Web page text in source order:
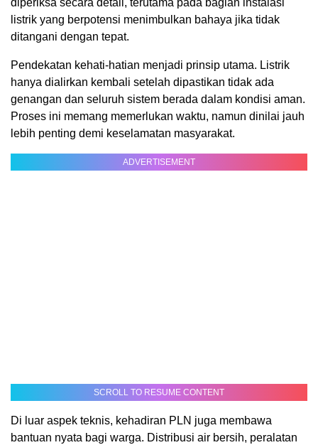
listrik yang berpotensi menimbulkan bahaya jika tidak
ditangani dengan tepat.
Pendekatan kehati-hatian menjadi prinsip utama. Listrik
hanya dialirkan kembali setelah dipastikan tidak ada
genangan dan seluruh sistem berada dalam kondisi aman.
Proses ini memang memerlukan waktu, namun dinilai jauh
lebih penting demi keselamatan masyarakat.
ADVERTISEMENT
SCROLL TO RESUME CONTENT
Di luar aspek teknis, kehadiran PLN juga membawa
bantuan nyata bagi warga. Distribusi air bersih, peralatan